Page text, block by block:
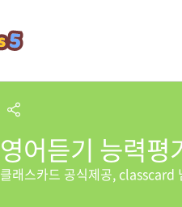
영어듣기 능력평
클래스카드 공식제공, classcard